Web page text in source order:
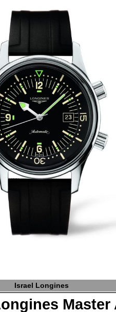
Longines